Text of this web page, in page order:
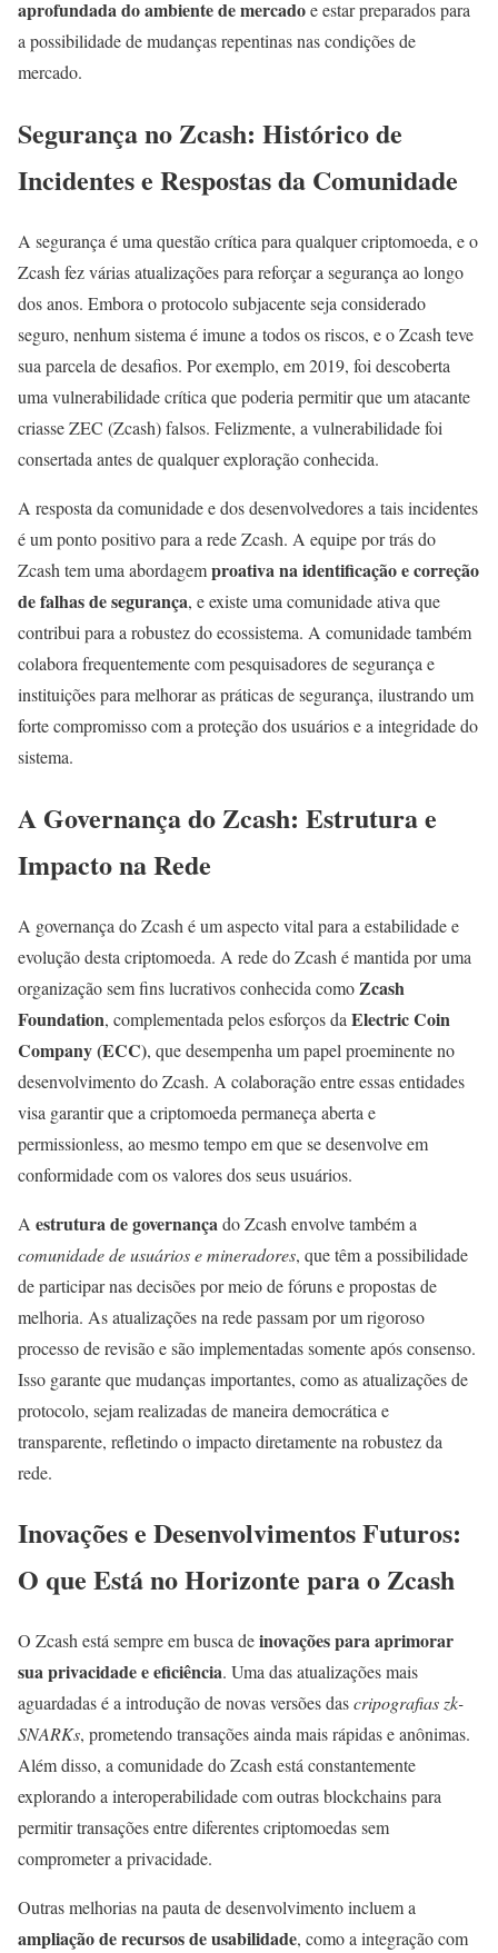
aprofundada do ambiente de mercadoe estar preparados para
a possibilidade de mudanças repentinas nas condições de
mercado.
Segurança no Zcash: Histórico de
Incidentes e Respostas da Comunidade
A segurança é uma questão crítica para qualquer criptomoeda, e o
Zcash fez várias atualizações para reforçar a segurança ao longo
dos anos. Embora o protocolo subjacente seja considerado
seguro, nenhum sistema é imune a todos os riscos, e o Zcash teve
sua parcela de desafios. Por exemplo, em 2019, foi descoberta
uma vulnerabilidade crítica que poderia permitir que um atacante
criasse ZEC (Zcash) falsos. Felizmente, a vulnerabilidade foi
consertada antes de qualquer exploração conhecida.
A resposta da comunidade e dos desenvolvedores a tais incidentes
é um ponto positivo para a rede Zcash. A equipe por trás do
Zcash tem uma abordagemproativa na identificação e correção
de falhas de segurança, e existe uma comunidade ativa que
contribui para a robustez do ecossistema. A comunidade também
colabora frequentemente com pesquisadores de segurança e
instituições para melhorar as práticas de segurança, ilustrando um
forte compromisso com a proteção dos usuários e a integridade do
sistema.
A Governança do Zcash: Estrutura e
Impacto na Rede
A governança do Zcash é um aspecto vital para a estabilidade e
evolução desta criptomoeda. A rede do Zcash é mantida por uma
organização sem fins lucrativos conhecida como Zcash
Foundation, complementada pelos esforços da Electric Coin
Company (ECC), que desempenha um papel proeminente no
desenvolvimento do Zcash. A colaboração entre essas entidades
visa garantir que a criptomoeda permaneça aberta e
permissionless, ao mesmo tempo em que se desenvolve em
conformidade com os valores dos seus usuários.
A estrutura de governança do Zcash envolve também a
comunidade de usuários e mineradores, que têm a possibilidade
de participar nas decisões por meio de fóruns e propostas de
melhoria. As atualizações na rede passam por um rigoroso
processo de revisão e são implementadas somente após consenso.
Isso garante que mudanças importantes, como as atualizações de
protocolo, sejam realizadas de maneira democrática e
transparente, refletindo o impacto diretamente na robustez da
rede.
Inovações e Desenvolvimentos Futuros:
O que Está no Horizonte para o Zcash
O Zcash está sempre em busca deinovações para aprimorar
sua privacidade e eficiência. Uma das atualizações mais
aguardadas é a introdução de novas versões dascripografias zk-
SNARKs, prometendo transações ainda mais rápidas e anônimas.
Além disso, a comunidade do Zcash está constantemente
explorando a interoperabilidade com outras blockchains para
permitir transações entre diferentes criptomoedas sem
comprometer a privacidade.
Outras melhorias na pauta de desenvolvimento incluem a
ampliação de recursos de usabilidade, como a integração com